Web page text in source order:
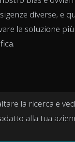
diverse, e
la soluzione
la ricerca e
alla tua